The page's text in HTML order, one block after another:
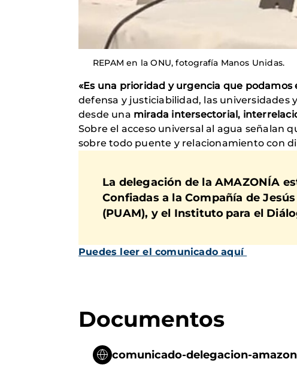
REPAM en la ONU, fotografía Manos Unidas.
«Es una prioridad y urgencia que
defensa y justiciabilidad, las universidades
desde una mirada intersectorial,
Sobre el acceso universal al agua señalan
sobre todo puente y relacionamiento con
La delegación de la AMAZONÍA
Confiadas a la Compañía de
(PUAM), y el Instituto para el
Puedes leer el comunicado aquí
Documentos
comunicado-delegacion-